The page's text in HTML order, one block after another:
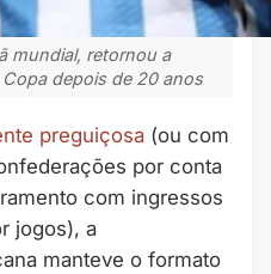
mundial, retornou a
depois de 20 anos
preguiçosa (ou com
por conta
com ingressos
jogos), a
manteve o formato